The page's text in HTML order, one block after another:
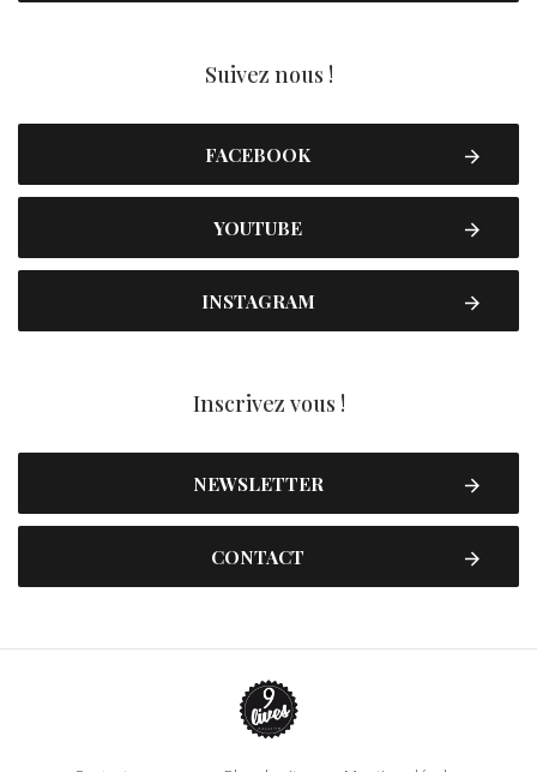
Suivez nous !
FACEBOOK
YOUTUBE
INSTAGRAM
Inscrivez vous !
NEWSLETTER
CONTACT